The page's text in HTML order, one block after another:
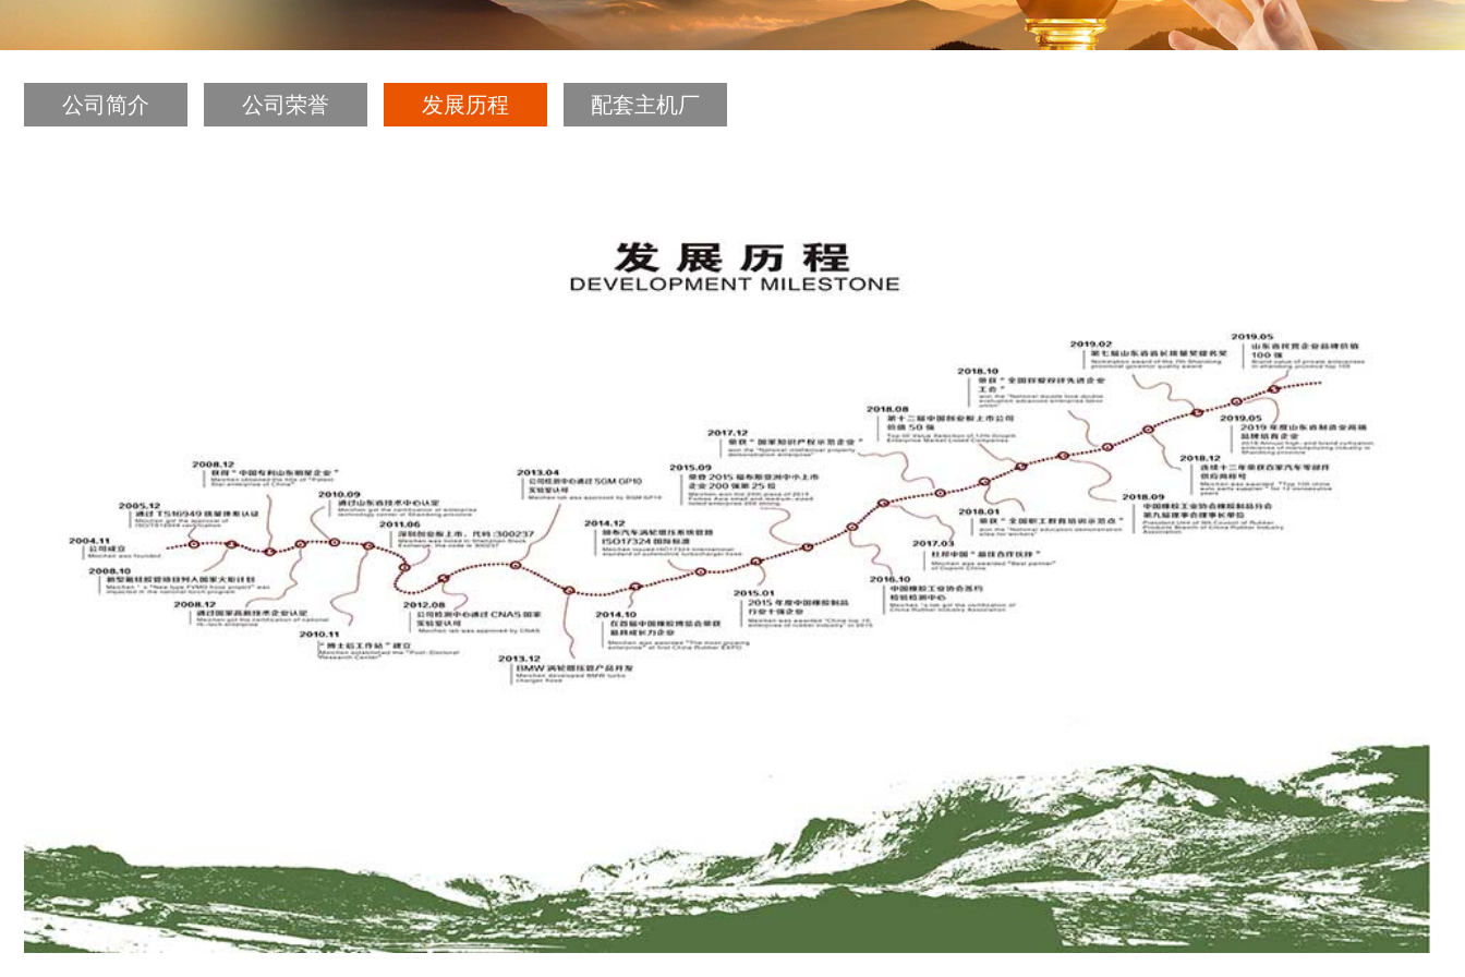
公司简介 公司荣誉 发展历程 配套主机厂